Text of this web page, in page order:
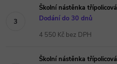
Školní nástěnka třípolicová
Dodání do 30 dnů
4 550 Kč bez DPH
Školní nástěnka třípolicová